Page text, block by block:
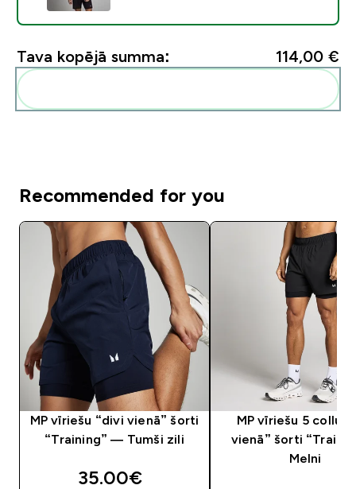
Tava kopējā summa: 114,00 €‎
Recommended for you
MP vīriešu “divi vienā” šorti
“Training” — Tumši zili
discounted price
35.00€‎
MP vīriešu 5 collu
vienā” šorti
Melni